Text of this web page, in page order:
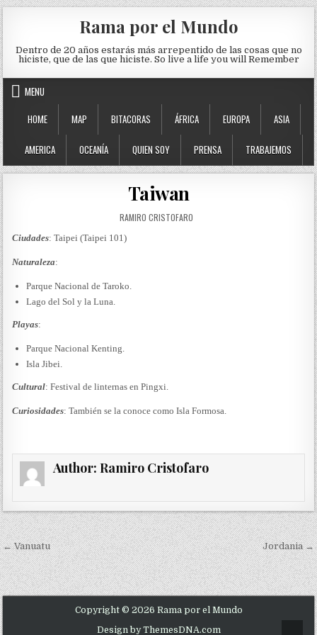
Skip to content
Rama por el Mundo
Dentro de 20 años estarás más arrepentido de las cosas que no
hiciste, que de las que hiciste. So live a life you will Remember
MENU
HOME
MAP BITACORAS ÁFRICA EUROPA ASIA
AMERICA OCEANÍA QUIEN SOY PRENSA TRABAJEMOS
Taiwan
AUTHOR:
RAMIRO CRISTOFARO
Ciudades: Taipei (Taipei 101)
Naturaleza:
Parque Nacional de Taroko.
Lago del Sol y la Luna.
Playas:
Parque Nacional Kenting.
Isla Jibei.
Cultural: Festival de linternas en Pingxi.
Curiosidades: También se la conoce como Isla Formosa.
Author:Ramiro Cristofaro
Navegación de entradas
← Vanuatu Jordania →
Copyright © 2026 Rama por el Mundo
Design by ThemesDNA.com